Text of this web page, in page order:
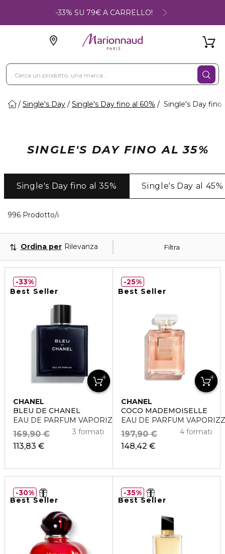
-33% SU 79€ A CARRELLO!
Single's Day Single's Day fino al 60% Single's Day fino
SINGLE'S DAY FINO AL 35%
Single's Day fino al 35% Single's Day al 45%
996 Prodotto/i
Filtra
Ordina per Rilevanza
Best Seller
CHANEL
BLEU DE CHANEL
EAU DE PARFUM VAPORIZZATORE
113,83 €
169,90 € 3 formati
33%
Best Seller
CHANEL
COCO MADEMOISELLE
EAU DE PARFUM
148,42 €
197,90 € 4 formati
25%
Best Seller
30%
Best Seller
35%